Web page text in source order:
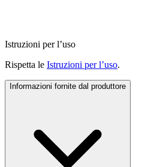
Istruzioni per l’uso
Rispetta le Istruzioni per l’uso.
Informazioni fornite dal produttore